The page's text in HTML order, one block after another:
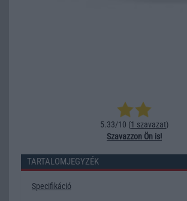
5.33/10 (1 szavazat)
Szavazzon Ön is!
TARTALOMJEGYZÉK
Specifikáció